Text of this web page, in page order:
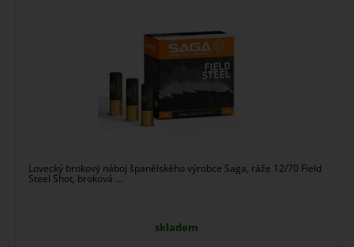
Lovecký brokový náboj španělského výrobce Saga, ráže 12/70 Field
Steel Shot, broková ...
skladem